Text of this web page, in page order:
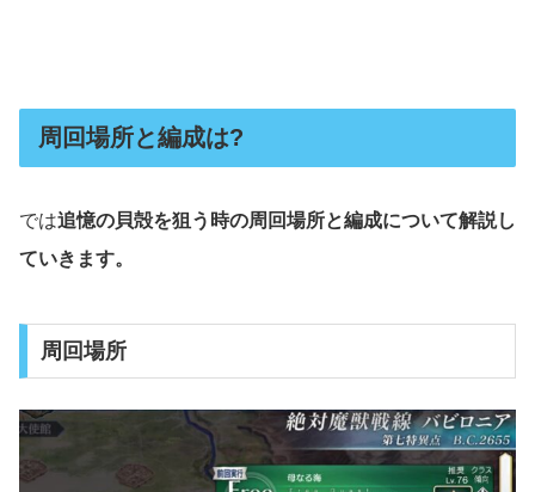
周回場所と編成は?
では追憶の貝殻を狙う時の周回場所と編成について解説し
ていきます。
周回場所